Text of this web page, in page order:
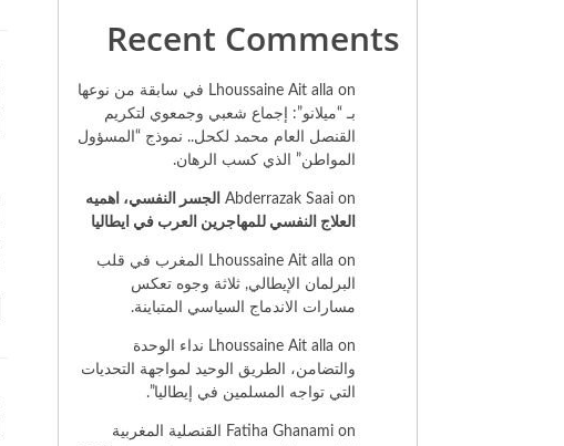
Recent Comments
Lhoussaine Ait alla on
في سابقة من نوعها
بـ “ميلانو”: إجماع شعبي وجمعوي لتكريم
القنصل العام محمد لكحل.. نموذج “المسؤول
المواطن” الذي كسب الرهان.
Abderrazak Saai on
الجسر النفسي، اهميه
العلاج النفسي للمهاجرين العرب في ايطاليا
Lhoussaine Ait alla on
المغرب في قلب
البرلمان الإيطالي, ثلاثة وجوه تعكس
مسارات الاندماج السياسي المتباينة.
Lhoussaine Ait alla on
نداء الوحدة
والتضامن، الطريق الوحيد لمواجهة التحديات
التي تواجه المسلمين في إيطاليا”.
Fatiha Ghanami on
القنصلية المغربية